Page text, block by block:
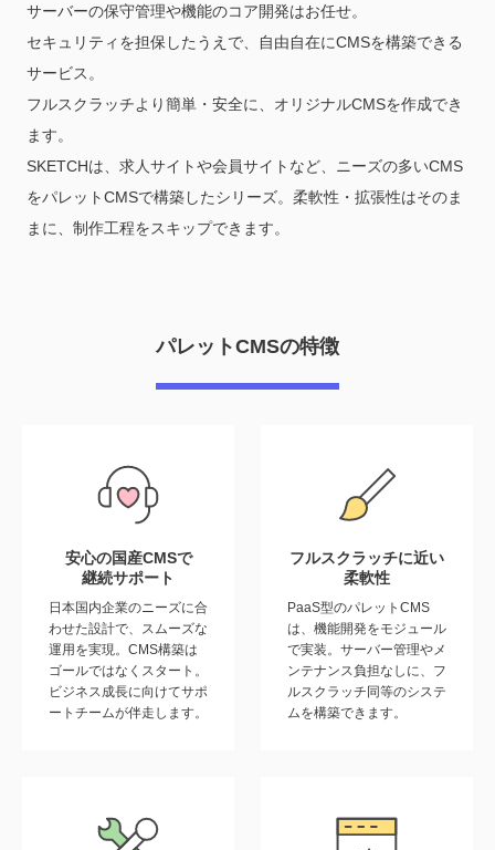
サーバーの保守管理や機能のコア開発はお任せ。
セキュリティを担保したうえで、自由自在にCMSを構築できる
サービス。
フルスクラッチより簡単・安全に、オリジナルCMSを作成でき
ます。
SKETCHは、求人サイトや会員サイトなど、ニーズの多いCMS
をパレットCMSで構築したシリーズ。柔軟性・拡張性はそのま
まに、制作工程をスキップできます。
パレットCMSの特徴
安心の国産CMSで
継続サポート
日本国内企業のニーズに合
わせた設計で、スムーズな
運用を実現。CMS構築は
ゴールではなくスタート。
ビジネス成長に向けてサポ
ートチームが伴走します。
フルスクラッチに近い
柔軟性
PaaS型のパレットCMS
は、機能開発をモジュール
で実装。サーバー管理やメ
ンテナンス負担なしに、フ
ルスクラッチ同等のシステ
ムを構築できます。